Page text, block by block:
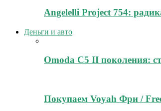
Angelelli Project 754:
Деньги и авто
Omoda C5 II поколения:
Покупаем Voyah Фри /